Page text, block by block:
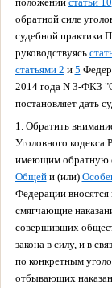
обратной силе
судебной практики
руководствуясь
статьями 2 и 5
2014 года N 3-ФКЗ
постановляет дать
1. Обратить
Уголовного
имеющим обратную
Общейи (или)
Федерации
смягчающие
совершивших
закона в силу, и в
по конкретным
отбывающих